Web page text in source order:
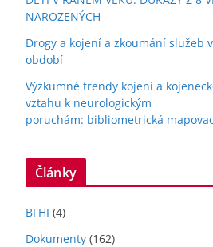
NAROZENÝCH
Drogy a kojení a zkoumání služeb
období
Výzkumné trendy kojení a
vztahu k neurologickým
poruchám: bibliometrická
Články
BFHI (4)
Dokumenty (162)